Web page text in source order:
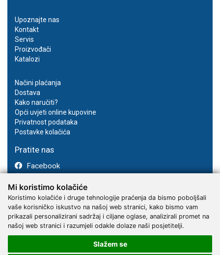
Mi koristimo kolačiće
Koristimo kolačiće i druge tehnologije praćenja da bismo poboljšali
vaše korisničko iskustvo na našoj web stranici, kako bismo vam
prikazali personalizirani sadržaj i ciljane oglase, analizirali promet na
našoj web stranici i razumjeli odakle dolaze naši posjetitelji.
Slažem se
Upoznajte nas
Kontakt
Servis
Proizvođači
Katalozi
Načini plaćanja
Dostava
Kako naručiti?
Opći uvjeti online kupovine
Privatnost podataka
Postavke kolačića
Pratite nas
Facebook
Youtube
2017 - 2026 © Kvantum-tim d.o.o.